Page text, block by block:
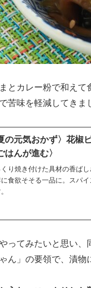
とカレー粉で和え
苦味を軽減してきま
の元気おかず〉花椒
はんが進む〉
くり焼き付けた具材の香ば
食欲そそる一品に。スパ
ってみたいと思い
ん」の要領で、漬物